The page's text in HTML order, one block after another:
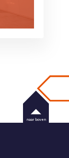
naar boven